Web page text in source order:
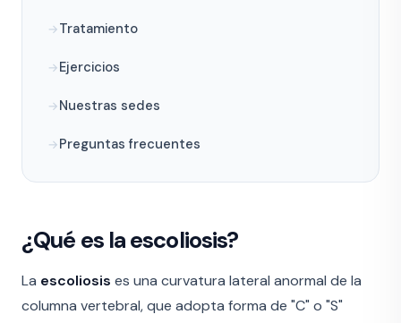
Tratamiento
Ejercicios
Nuestras sedes
Preguntas frecuentes
¿Qué es la escoliosis?
La escoliosis es una curvatura lateral anormal de la
columna vertebral, que adopta forma de "C" o "S"